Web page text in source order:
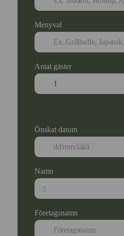
Menyval
Antal gäster
Önskat datum
Namn
Företagsnamn